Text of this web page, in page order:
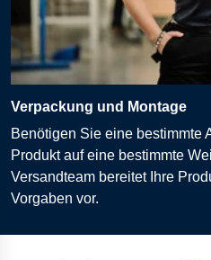
Verpackung und Montage
Benötigen Sie eine bestimmte
Produkt auf eine bestimmte
Versandteam bereitet Ihre
Vorgaben vor.